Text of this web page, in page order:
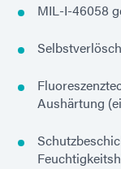
MIL-I-46058
Aushärtung